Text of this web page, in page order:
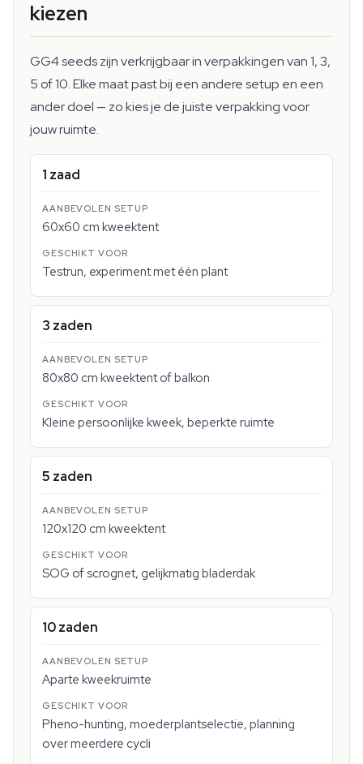
kiezen
GG4 seeds zijn verkrijgbaar in verpakkingen van 1, 3,
5 of 10. Elke maat past bij een andere setup en een
ander doel — zo kies je de juiste verpakking voor
jouw ruimte.
1 zaad
60x60 cm kweektent
Testrun, experiment met één plant
3 zaden
80x80 cm kweektent of balkon
Kleine persoonlijke kweek, beperkte ruimte
5 zaden
120x120 cm kweektent
SOG of scrognet, gelijkmatig bladerdak
10 zaden
Aparte kweekruimte
Pheno-hunting, moederplantselectie, planning
over meerdere cycli